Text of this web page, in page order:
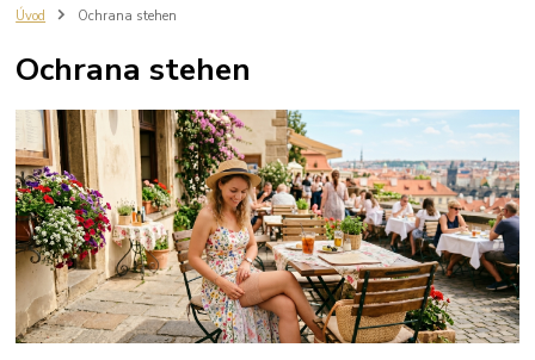
Úvod Ochrana stehen
Ochrana stehen